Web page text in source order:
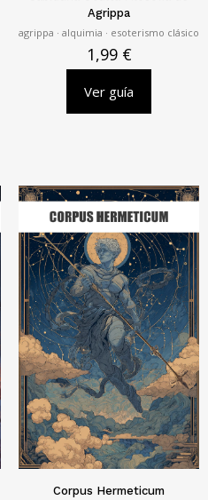
Agrippa
agrippa · alquimia · esoterismo clásico
1,99 €
Ver guía
Corpus Hermeticum